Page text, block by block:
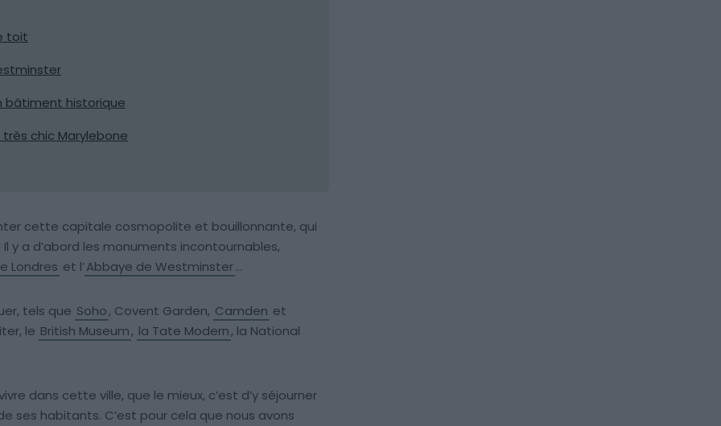
toit
bâtiment historique
chic Marylebone
cette capitale cosmopolite et bouillonnante, qui
y a d’abord les monuments incontournables,
Londres et l’Abbaye de Westminster…
tels que Soho, Covent Garden, Camden et
le British Museum, la Tate Modern, la National
dans cette ville, que le mieux, c’est d’y séjourner
ses habitants. C’est pour cela que nous avons